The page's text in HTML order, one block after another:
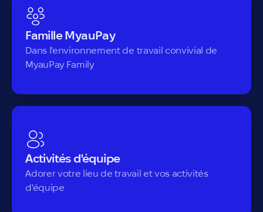
Famille MyauPay
Dans l'environnement de travail convivial de
MyauPay Family
Activités d'équipe
Adorer votre lieu de travail et vos activités
d'équipe